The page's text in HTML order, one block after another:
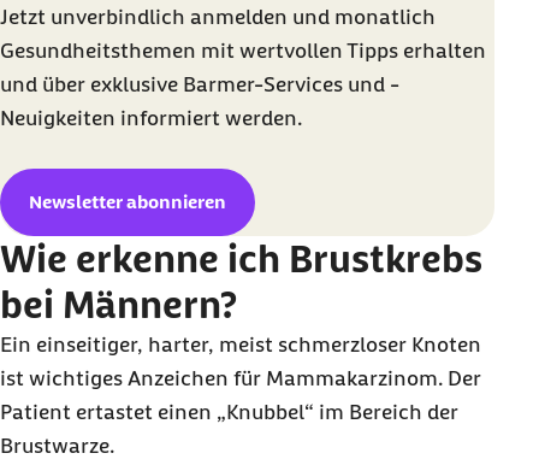
Jetzt unverbindlich anmelden und monatlich
Gesundheitsthemen mit wertvollen Tipps erhalten
und über exklusive Barmer-Services und -
Neuigkeiten informiert werden.
Newsletter abonnieren
Wie erkenne ich Brustkrebs
bei Männern?
Ein einseitiger, harter, meist schmerzloser Knoten
ist wichtiges Anzeichen für Mammakarzinom. Der
Patient ertastet einen „Knubbel“ im Bereich der
Brustwarze.